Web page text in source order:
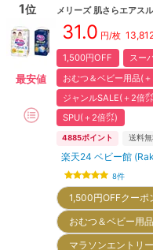
1位
最安値
メリーズ 肌さらエアス
31.0 円/枚
1,500円OFF
スー
おむつ＆ベビー用品(
ジャンルSALE(＋2倍
SPU(＋2倍㌽)
4885ポイント 送料
楽天24 ベビー館
8件
1,500円OFFクーポ
おむつ＆ベビー用
マラソンエントリ